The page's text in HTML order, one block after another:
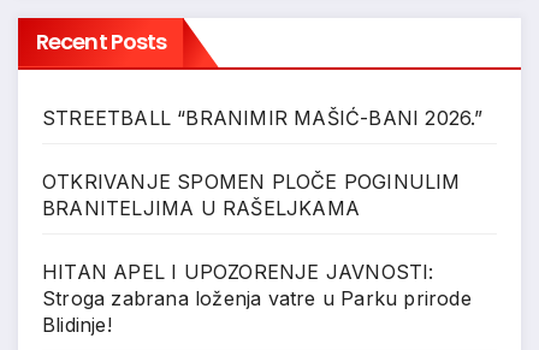
Recent Posts
STREETBALL “BRANIMIR MAŠIĆ-BANI 2026.”
OTKRIVANJE SPOMEN PLOČE POGINULIM
BRANITELJIMA U RAŠELJKAMA
HITAN APEL I UPOZORENJE JAVNOSTI:
Stroga zabrana loženja vatre u Parku prirode
Blidinje!